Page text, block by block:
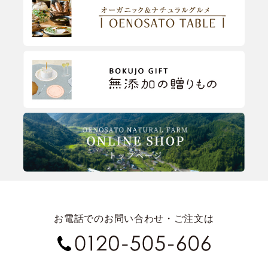
お電話でのお問い合わせ・ご注文は